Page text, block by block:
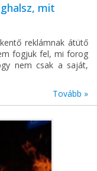
mit
reklámnak átütő
fogjuk fel, mi forog
nem csak a saját,
Tovább »